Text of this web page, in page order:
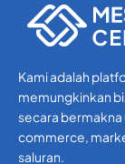
Kami adalah
memungkinkan
secara
commerce,
saluran.